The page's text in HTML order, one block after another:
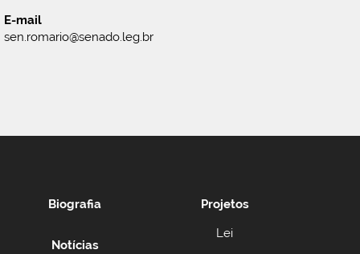
E-mail
sen.romario@senado.leg.br
Biografia
Notícias
Projetos
Lei